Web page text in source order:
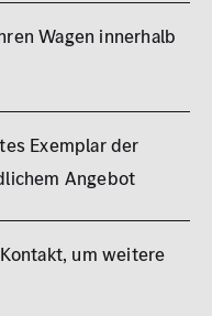
Wagen innerhalb
Exemplar der
Angebot
um weitere